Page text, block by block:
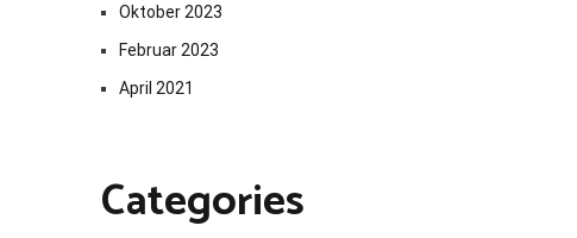
Oktober 2023
Februar 2023
April 2021
Categories